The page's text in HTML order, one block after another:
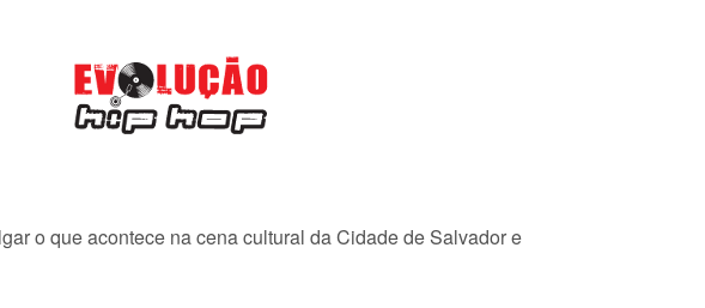
o que acontece na cena cultural da Cidade de Salvador e